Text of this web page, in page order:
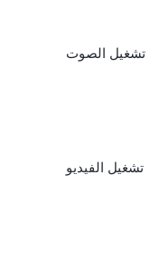
تشغيل الصوت
تشغيل الفيديو